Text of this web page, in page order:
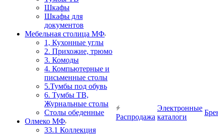
Шкафы
Шкафы для
документов
Мебельная столица МФ
1, Кухонные углы
2. Прихожие, трюмо
3. Комоды
4. Компьютерные и
письменные столы
5.Тумбы под обувь
6. Тумбы ТВ,
Журнальные столы
Столы обеденные
Олмеко МФ
33.1 Коллекция
Распродажа
Электронные
каталоги